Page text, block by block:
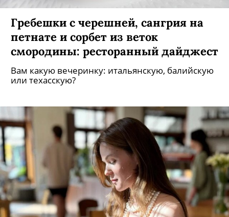
Гребешки с черешней, сангрия на
петнате и сорбет из веток
смородины: ресторанный дайджест
Вам какую вечеринку: итальянскую, балийскую
или техасскую?